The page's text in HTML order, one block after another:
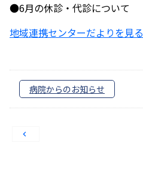
●6月の休診・代診について
地域連携センターだよりを見る
病院からのお知らせ
投